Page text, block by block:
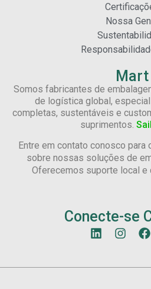
Nossa
Mart
Somos fabricantes de
de logística global,
completas, sustentáveis e
suprimentos.
Entre em contato conosco
sobre nossas soluções de
Oferecemos suporte local e
Conecte-se